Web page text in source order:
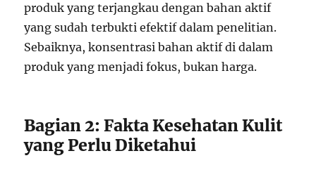
produk yang terjangkau dengan bahan aktif
yang sudah terbukti efektif dalam penelitian.
Sebaiknya, konsentrasi bahan aktif di dalam
produk yang menjadi fokus, bukan harga.
Bagian 2: Fakta Kesehatan Kulit
yang Perlu Diketahui